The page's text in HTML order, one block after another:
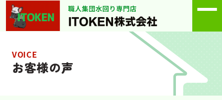
VOICE
お客様の声